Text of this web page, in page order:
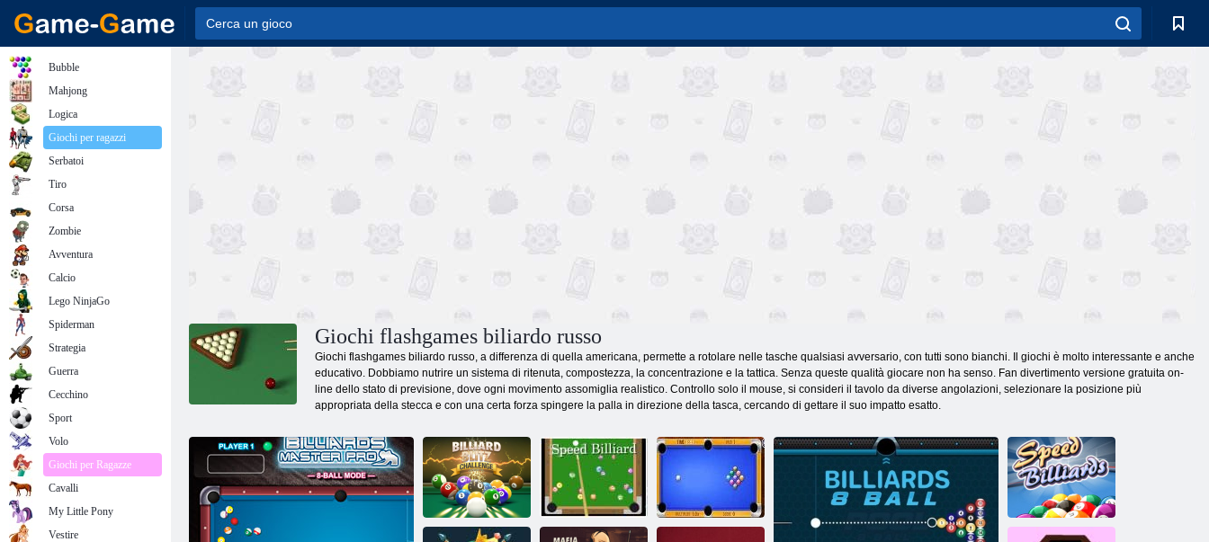
Giochi flashgames biliardo russo
Giochi flashgames biliardo russo, a differenza di quella americana, permette a rotolare nelle tasche qualsiasi avversario, con tutti sono bianchi. Il giochi è molto interessante e anche
educativo. Dobbiamo nutrire un sistema di ritenuta, compostezza, la concentrazione e la tattica. Senza queste qualità giocare non ha senso. Fan divertimento versione gratuita on-
line dello stato di previsione, dove ogni movimento assomiglia realistico. Controllo solo il mouse, si consideri il tavolo da diverse angolazioni, selezionare la posizione più
appropriata della stecca e con una certa forza spingere la palla in direzione della tasca, cercando di gettare il suo impatto esatto.
Bubble
Mahjong
Logica
Giochi per ragazzi
Serbatoi
Tiro
Corsa
Zombie
Avventura
Calcio
Lego NinjaGo
Spiderman
Strategia
Guerra
Cecchino
Sport
Volo
Giochi per Ragazze
Cavalli
My Little Pony
Vestire